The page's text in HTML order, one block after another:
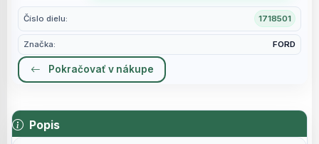
Číslo dielu: 1718501
Značka: FORD
Pokračovať v nákupe
Popis